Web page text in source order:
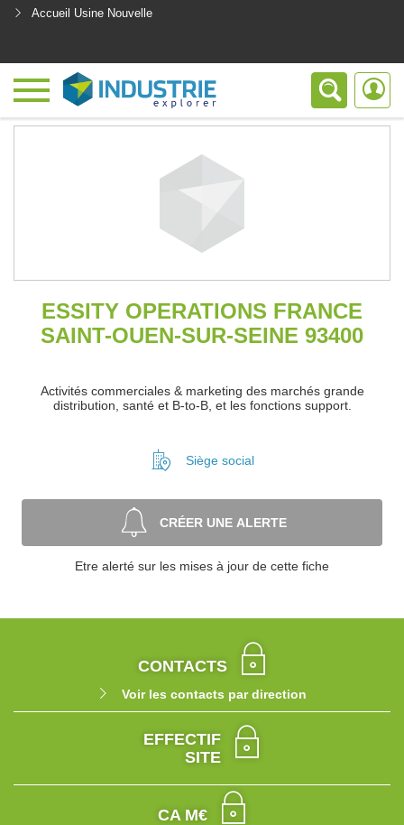
Accueil Usine Nouvelle
ESSITY OPERATIONS FRANCE
SAINT-OUEN-SUR-SEINE 93400
Activités commerciales & marketing des marchés grande
distribution, santé et B-to-B, et les fonctions support.
Siège social
CRÉER UNE ALERTE
Etre alerté sur les mises à jour de cette fiche
CONTACTS
Voir les contacts par direction
EFFECTIF
SITE
CA M€